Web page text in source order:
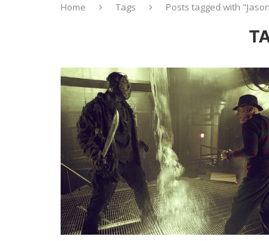
Home Tags Posts tagged with